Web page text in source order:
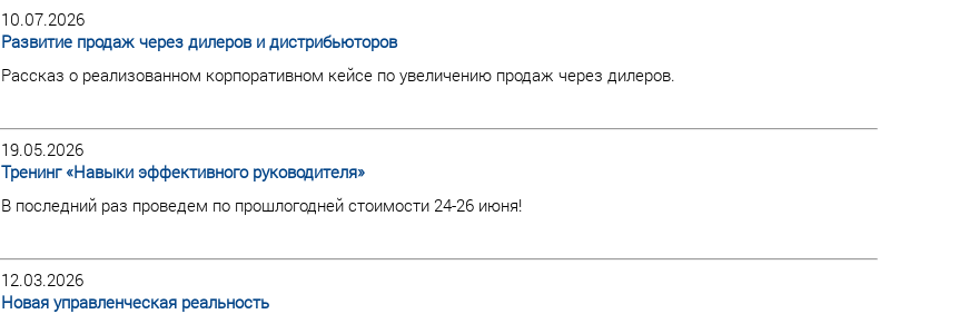
10.07.2026
Развитие продаж через дилеров и дистрибьюторов
Рассказ о реализованном корпоративном кейсе по увеличению продаж через дилеров.
19.05.2026
Тренинг «Навыки эффективного руководителя»
В последний раз проведем по прошлогодней стоимости 24-26 июня!
12.03.2026
Новая управленческая реальность